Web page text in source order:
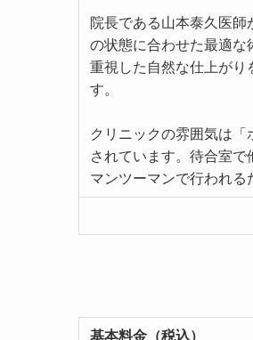
院長である山本泰久医
の状態に合わせた最適な
重視した自然な仕上がり
す。
クリニックの雰囲気は
されています。待合室
マンツーマンで行われる
基本料金（税込）